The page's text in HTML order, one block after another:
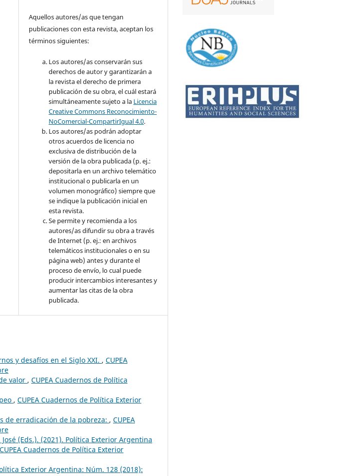
Aquellos autores/as que tengan
publicaciones con esta revista, aceptan los
términos siguientes:
Los autores/as conservarán sus
derechos de autor y garantizarán a
la revista el derecho de primera
publicación de su obra, el cuál estará
simultáneamente sujeto a la Licencia
Creative Commons Reconocimiento-
NoComercial-CompartirIgual 4.0.
Los autores/as podrán adoptar
otros acuerdos de licencia no
exclusiva de distribución de la
versión de la obra publicada (p. ej.:
depositarla en un archivo telemático
institucional o publicarla en un
volumen monográfico) siempre que
se indique la publicación inicial en
esta revista.
Se permite y recomienda a los
autores/as difundir su obra a través
de Internet (p. ej.: en archivos
telemáticos institucionales o en su
página web) antes y durante el
proceso de envío, lo cual puede
producir intercambios interesantes y
aumentar las citas de la obra
publicada.
y desafíos en el Siglo XXI. , CUPEA
valor , CUPEA Cuadernos de Política
, CUPEA Cuadernos de Política Exterior
de erradicación de la pobreza: , CUPEA
José (Eds.). (2021). Política Exterior Argentina
CUPEA Cuadernos de Política Exterior
Exterior Argentina: Núm. 128 (2018):